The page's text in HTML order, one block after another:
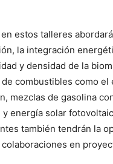
estos talleres
la integración
y densidad de la
combustibles como el
mezclas de gasolina
energía solar
también tendrán la
en